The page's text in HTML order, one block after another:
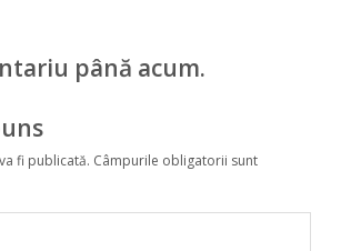
până acum.
fi publicată. Câmpurile obligatorii sunt